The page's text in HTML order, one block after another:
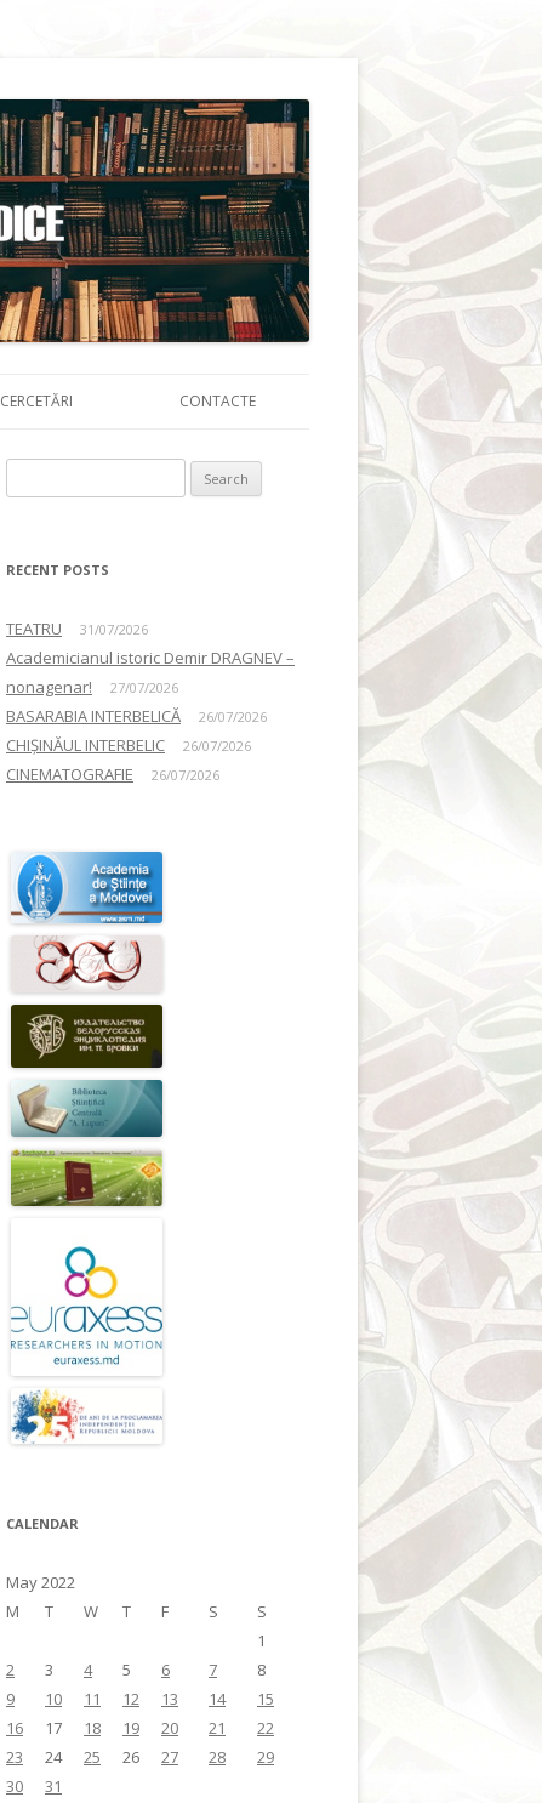
CERCETĂRI CONTACTE
RECENT POSTS
TEATRU 31/07/2026
Academicianul istoric Demir DRAGNEV –
nonagenar!
27/07/2026
BASARABIA INTERBELICĂ 26/07/2026
CHIȘINĂUL INTERBELIC 26/07/2026
CINEMATOGRAFIE 26/07/2026
CALENDAR
May 2022
M
T W T F S S
1
2
3 4 5 6 7
8
9
10 11 12 13 14
15
16
17 18 19 20 21
22
23
24 25 26 27 28
29
30
31